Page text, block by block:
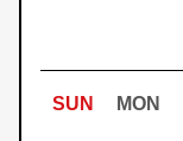
SUN MON